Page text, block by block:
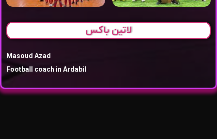
لاتین باکس
Masoud Azad
Football coach in Ardabil